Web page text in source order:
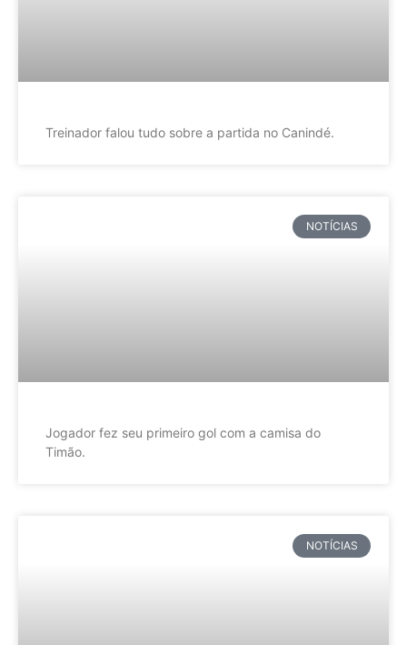
Treinador falou tudo sobre a partida no Canindé.
NOTÍCIAS
Jogador fez seu primeiro gol com a camisa do
Timão.
NOTÍCIAS